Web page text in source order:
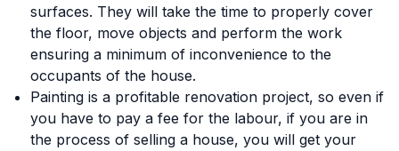
surfaces. They will take the time to properly cover
the floor, move objects and perform the work
ensuring a minimum of inconvenience to the
occupants of the house.
Painting is a profitable renovation project, so even if
you have to pay a fee for the labour, if you are in
the process of selling a house, you will get your